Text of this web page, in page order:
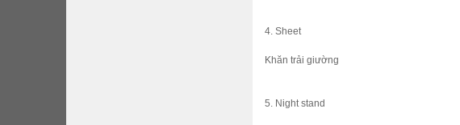
4. Sheet
Khăn trải giường
5. Night stand